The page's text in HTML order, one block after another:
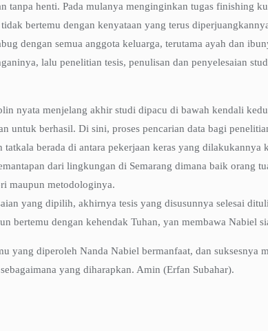
tanpa henti. Pada mulanya menginginkan tugas finishing
bertemu dengan kenyataan yang terus
dengan semua anggota keluarga, terutama ayah dan
lalu penelitian tesis, penulisan dan penyelesaian
nyata menjelang akhir studi dipacu di bawah kendali
untuk berhasil. Di sini, proses pencarian data bagi
tatkala berada di antara pekerjaan keras yang
dari lingkungan di Semarang dimana baik orang
maupun metodologinya.
yang dipilih, akhirnya tesis yang disusunnya selesai
bertemu dengan kehendak Tuhan, yan membawa Nabiel
yang diperoleh Nanda Nabiel bermanfaat, dan
yang diharapkan. Amin (Erfan Subahar).